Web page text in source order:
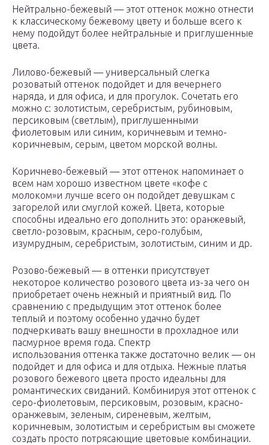
Нейтрально-бежевый — этот оттенок можно отнести
к классическому бежевому цвету и больше всего к
нему подойдут более нейтральные и приглушенные
цвета.
Лилово-бежевый — универсальный слегка
розоватый оттенок подойдет и для вечернего
наряда, и для офиса, и для прогулок. Сочетать его
можно с: золотистым, серебристым, рубиновым,
персиковым (светлым), приглушенными
фиолетовым или синим, коричневым и темно-
коричневым, серым, цветом морской волны.
Коричнево-бежевый — этот оттенок напоминает о
всем нам хорошо известном цвете «кофе с
молоком»и лучше всего он подойдет девушкам с
загорелой или смуглой кожей. Цвета, которые
способны идеально его дополнить это: оранжевый,
светло-розовым, красным, серо-голубым,
изумрудным, серебристым, золотистым, синим и др.
Розово-бежевый — в оттенки присутствует
некоторое количество розового цвета из-за чего он
приобретает очень нежный и приятный вид. По
сравнению с предыдущим этот оттенок более
теплый и поэтому особенно удачно будет
подчеркивать вашу внешности в прохладное или
пасмурное время года. Спектр
использования оттенка также достаточно велик — он
подойдет и для офиса и для отдыха. Нежные платья
розового бежевого цвета просто идеальны для
романтических свиданий. Комбинируя этот оттенок с
серо-фиолетовым, персиковым, розовым, красно-
оранжевым, зеленым, сиреневым, желтым,
коричневым, золотистым и серебристым вы сможете
создать просто потрясающие цветовые комбинации.